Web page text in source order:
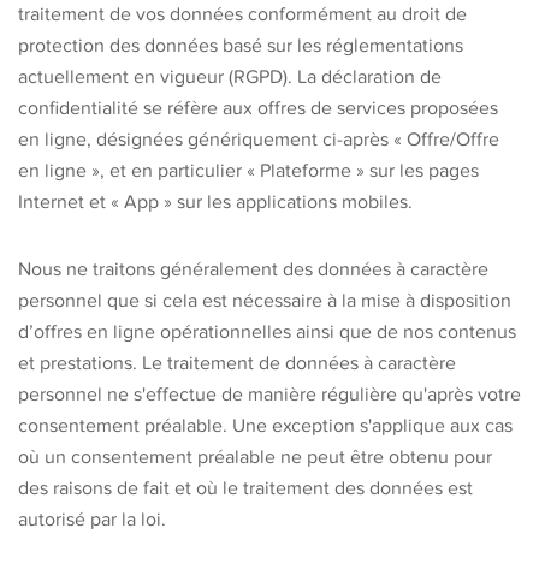
traitement de vos données conformément au droit de
protection des données basé sur les réglementations
actuellement en vigueur (RGPD). La déclaration de
confidentialité se réfère aux offres de services proposées
en ligne, désignées génériquement ci-après « Offre/Offre
en ligne », et en particulier « Plateforme » sur les pages
Internet et « App » sur les applications mobiles.
Nous ne traitons généralement des données à caractère
personnel que si cela est nécessaire à la mise à disposition
d’offres en ligne opérationnelles ainsi que de nos contenus
et prestations. Le traitement de données à caractère
personnel ne s'effectue de manière régulière qu'après votre
consentement préalable. Une exception s'applique aux cas
où un consentement préalable ne peut être obtenu pour
des raisons de fait et où le traitement des données est
autorisé par la loi.